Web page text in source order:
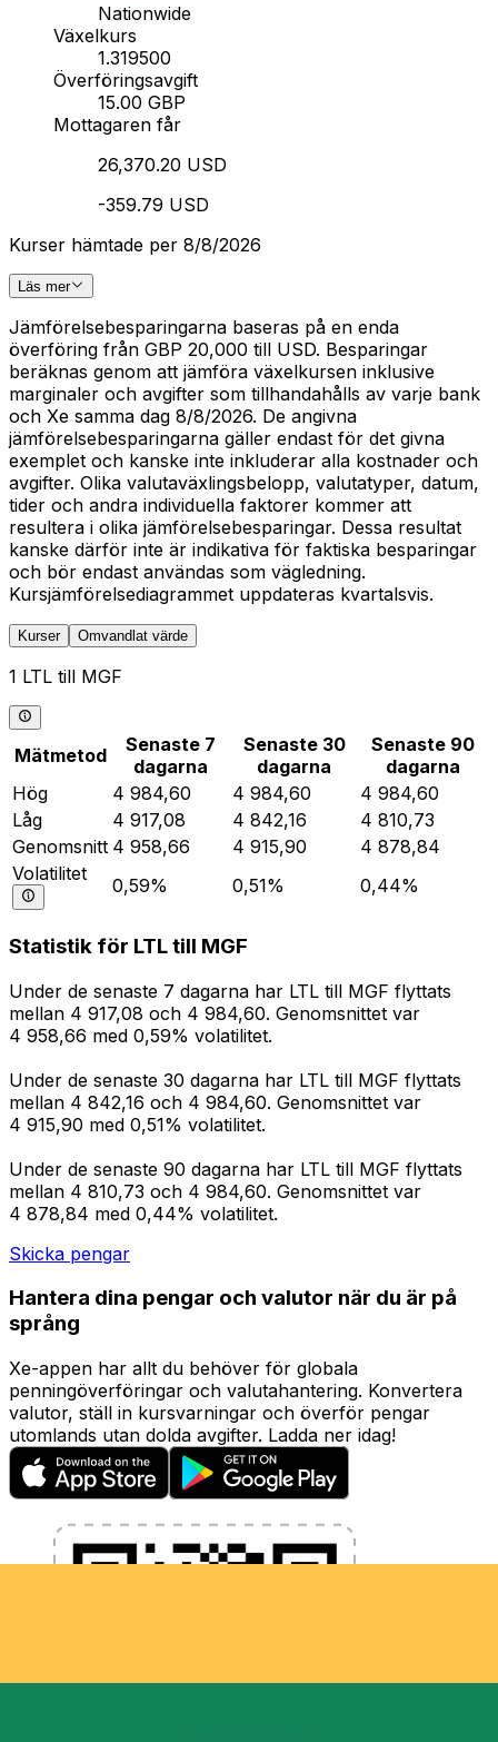
Nationwide
Växelkurs
1.319500
Överföringsavgift
15.00 GBP
Mottagaren får
26,370.20 USD
-359.79 USD
Kurser hämtade per 8/8/2026
Läs mer
Jämförelsebesparingarna baseras på en enda
överföring från GBP 20,000 till USD. Besparingar
beräknas genom att jämföra växelkursen inklusive
marginaler och avgifter som tillhandahålls av varje bank
och Xe samma dag 8/8/2026. De angivna
jämförelsebesparingarna gäller endast för det givna
exemplet och kanske inte inkluderar alla kostnader och
avgifter. Olika valutaväxlingsbelopp, valutatyper, datum,
tider och andra individuella faktorer kommer att
resultera i olika jämförelsebesparingar. Dessa resultat
kanske därför inte är indikativa för faktiska besparingar
och bör endast användas som vägledning.
Kursjämförelsediagrammet uppdateras kvartalsvis.
Kurser Omvandlat värde
1 LTL till MGF
Mätmetod
Senaste 7
dagarna
Senaste 30
dagarna
Senaste 90
dagarna
Hög
4 984,60 4 984,60
4 984,60
Låg
4 917,08 4 842,16
4 810,73
Genomsnitt 4 958,66 4 915,90
4 878,84
Volatilitet
0,59% 0,51% 0,44%
Statistik för LTL till MGF
Under de senaste 7 dagarna har LTL till MGF flyttats
mellan 4 917,08 och 4 984,60. Genomsnittet var
4 958,66 med 0,59% volatilitet.
Under de senaste 30 dagarna har LTL till MGF flyttats
mellan 4 842,16 och 4 984,60. Genomsnittet var
4 915,90 med 0,51% volatilitet.
Under de senaste 90 dagarna har LTL till MGF flyttats
mellan 4 810,73 och 4 984,60. Genomsnittet var
4 878,84 med 0,44% volatilitet.
Skicka pengar
Hantera dina pengar och valutor när du är på
språng
Xe-appen har allt du behöver för globala
penningöverföringar och valutahantering. Konvertera
valutor, ställ in kursvarningar och överför pengar
utomlands utan dolda avgifter. Ladda ner idag!